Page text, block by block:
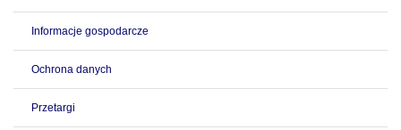
Informacje gospodarcze
Ochrona danych
Przetargi